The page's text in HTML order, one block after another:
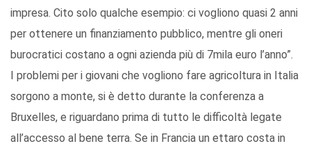
impresa. Cito solo qualche esempio: ci vogliono quasi 2 anni
per ottenere un finanziamento pubblico, mentre gli oneri
burocratici costano a ogni azienda più di 7mila euro l’anno”.
I problemi per i giovani che vogliono fare agricoltura in Italia
sorgono a monte, si è detto durante la conferenza a
Bruxelles, e riguardano prima di tutto le difficoltà legate
all’accesso al bene terra. Se in Francia un ettaro costa in